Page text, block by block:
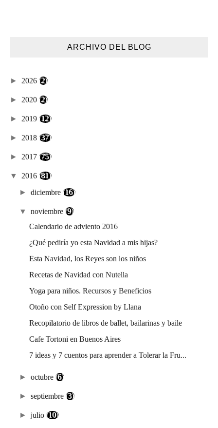
ARCHIVO DEL BLOG
► 2026 (2)
► 2020 (2)
► 2019 (12)
► 2018 (37)
► 2017 (75)
▼ 2016 (81)
►diciembre (16)
▼noviembre(9)
Calendario de adviento 2016
¿Qué pediría yo esta Navidad a mis hijas?
Esta Navidad, los Reyes son los niños
Recetas de Navidad con Nutella
Yoga para niños. Recursos y Beneficios
Otoño con Self Expression by Llana
Recopilatorio de libros de ballet, bailarinas y baile
Cafe Tortoni en Buenos Aires
7 ideas y 7 cuentos para aprender a Tolerar la Fru...
►octubre(6)
►septiembre(3)
►julio (10)